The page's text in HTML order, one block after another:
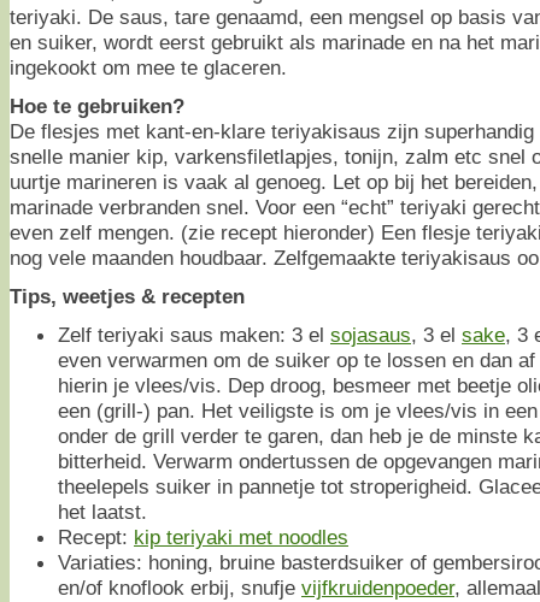
teriyaki. De saus, tare genaamd, een mengsel op basis
en suiker, wordt eerst gebruikt als marinade en na het
ingekookt om mee te glaceren.
Hoe te gebruiken?
De flesjes met kant-en-klare teriyakisaus zijn
snelle manier kip, varkensfiletlapjes, tonijn, zalm etc snel
uurtje marineren is vaak al genoeg. Let op bij het
marinade verbranden snel. Voor een “echt” teriyaki
even zelf mengen. (zie recept hieronder) Een flesje
nog vele maanden houdbaar. Zelfgemaakte teriyakisaus
Tips, weetjes & recepten
Zelf teriyaki saus maken: 3 el sojasaus, 3 el sake, 3
even verwarmen om de suiker op te lossen en dan
hierin je vlees/vis. Dep droog, besmeer met beetje
een (grill-) pan. Het veiligste is om je vlees/vis in
onder de grill verder te garen, dan heb je de minste
bitterheid. Verwarm ondertussen de opgevangen
theelepels suiker in pannetje tot stroperigheid.
het laatst.
Recept: kip teriyaki met noodles
Variaties: honing, bruine basterdsuiker of
en/of knoflook erbij, snufje vijfkruidenpoeder,